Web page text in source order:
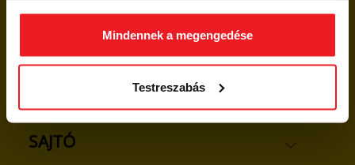
Mindennek a megengedése
Testreszabás
SOFŐR LESZEK
SAJTÓ